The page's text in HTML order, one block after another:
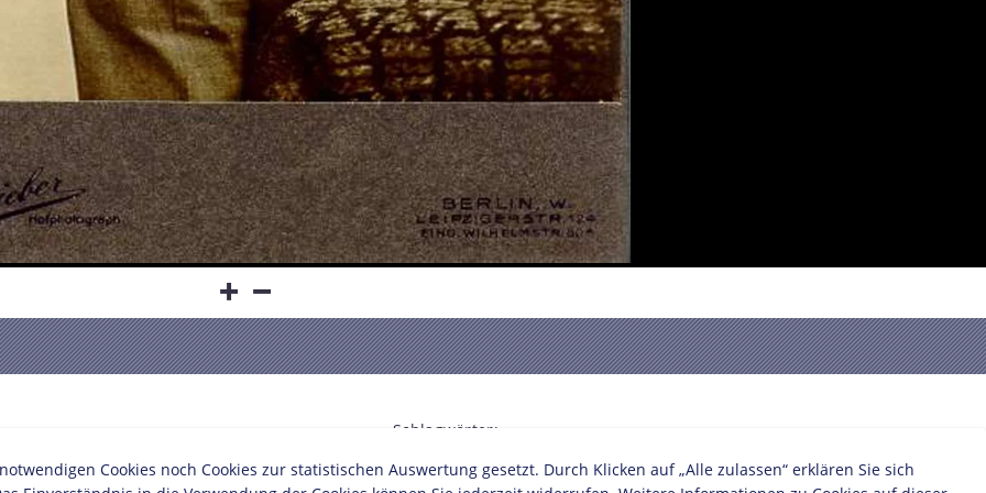
Schlagwörter:
Schriftsteller/in
Cookies noch Cookies zur statistischen Auswertung gesetzt. Durch Klicken auf „Alle zulassen“ erklären Sie sich